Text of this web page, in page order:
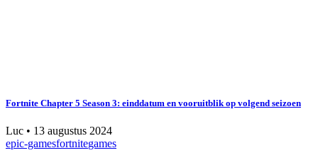
Fortnite Chapter 5 Season 3: einddatum en vooruitblik op volgend seizoen
Luc • 13 augustus 2024
epic-gamesfortnitegames